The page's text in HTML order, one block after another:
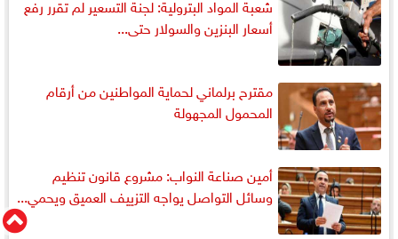
شعبة المواد البترولية: لجنة التسعير لم تقرر رفع
أسعار البنزين والسولار حتى...
مقترح برلماني لحماية المواطنين من أرقام
المحمول المجهولة
أمين صناعة النواب: مشروع قانون تنظيم
وسائل التواصل يواجه التزييف العميق ويحمي...